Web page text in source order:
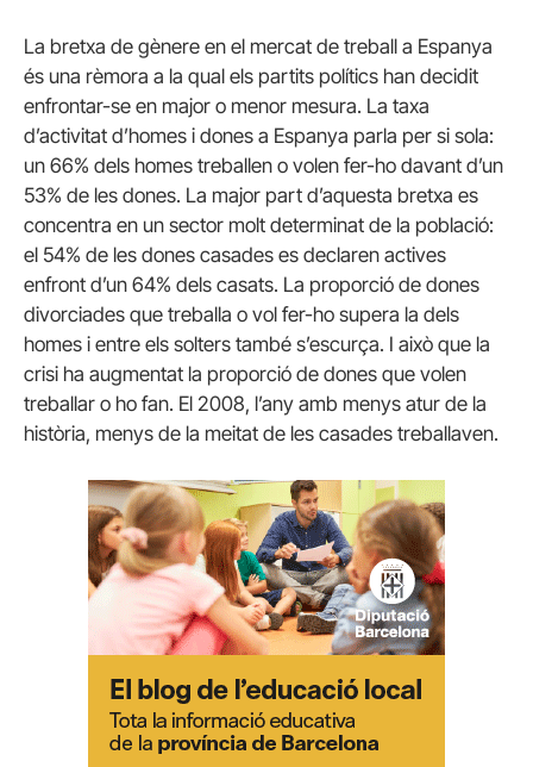
La bretxa de gènere en el mercat de treball a Espanya
és una rèmora a la qual els partits polítics han decidit
enfrontar-se en major o menor mesura. La taxa
d’activitat d’homes i dones a Espanya parla per si sola:
un 66% dels homes treballen o volen fer-ho davant d’un
53% de les dones. La major part d’aquesta bretxa es
concentra en un sector molt determinat de la població:
el 54% de les dones casades es declaren actives
enfront d’un 64% dels casats. La proporció de dones
divorciades que treballa o vol fer-ho supera la dels
homes i entre els solters també s’escurça. I això que la
crisi ha augmentat la proporció de dones que volen
treballar o ho fan. El 2008, l’any amb menys atur de la
història, menys de la meitat de les casades treballaven.